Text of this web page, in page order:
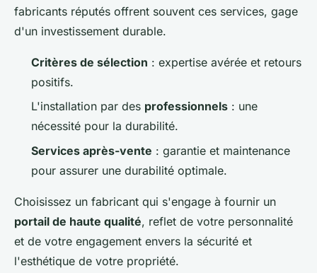
fabricants réputés offrent souvent ces services, gage
d'un investissement durable.
Critères de sélection : expertise avérée et retours
positifs.
L'installation par des professionnels : une
nécessité pour la durabilité.
Services après-vente : garantie et maintenance
pour assurer une durabilité optimale.
Choisissez un fabricant qui s'engage à fournir un
portail de haute qualité, reflet de votre personnalité
et de votre engagement envers la sécurité et
l'esthétique de votre propriété.